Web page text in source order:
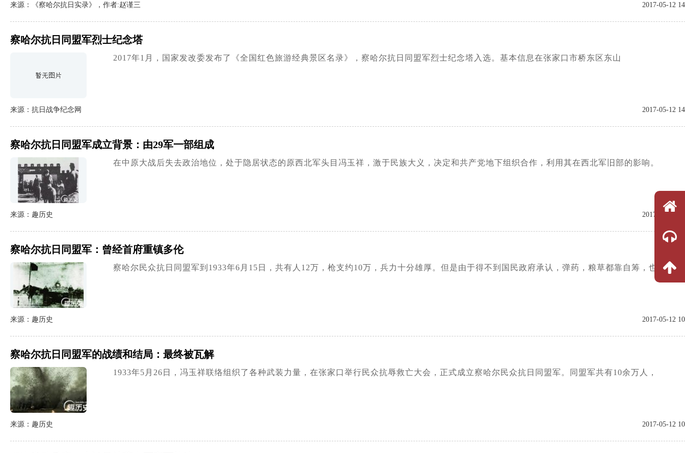
来源：《察哈尔抗日实录》，作者:赵谨三 2017-05-12
察哈尔抗日同盟军烈士纪念塔
2017年1月，国家发改委发布了《全国红色旅游经典景区名录》，察哈尔抗日同盟军烈士纪念塔入选。基本信息在张家口市桥东区东山
来源：抗日战争纪念网 2017-05-12
察哈尔抗日同盟军成立背景：由29军一部组成
在中原大战后失去政治地位，处于隐居状态的原西北军头目冯玉祥，激于民族大义，决定和共产党地下组织合作，利用其在西北军旧部的影响。
来源：趣历史 2017-05-12
察哈尔抗日同盟军：曾经首府重镇多伦
察哈尔民众抗日同盟军到1933年6月15日，共有人12万，枪支约10万，兵力十分雄厚。但是由于得不到国民政府承认，弹药，粮草都靠自筹，也
来源：趣历史 2017-05-12
察哈尔抗日同盟军的战绩和结局：最终被瓦解
1933年5月26日，冯玉祥联络组织了各种武装力量，在张家口举行民众抗辱救亡大会，正式成立察哈尔民众抗日同盟军。同盟军共有10余万人，
来源：趣历史 2017-05-12